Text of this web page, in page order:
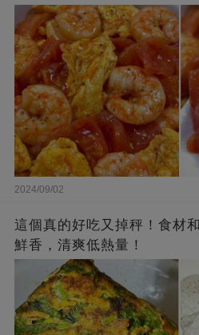
2024/09/02
這個真的好吃又掉秤！食材
鮮香，清爽低熱量！